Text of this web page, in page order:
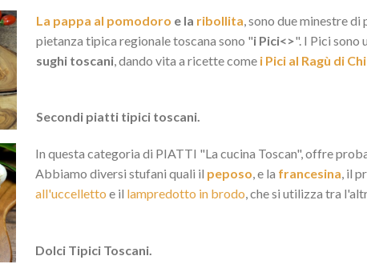
La pappa al pomodoro e la ribollita , sono due minestre
pietanza tipica regionale toscana sono "i Pici<>". I Pici sono
sughi toscani , dando vita a ricette come i Pici al Ragù di
Secondi piatti tipici toscani.
In questa categoria di PIATTI "La cucina Toscan", offre
Abbiamo diversi stufani quali il peposo, e la francesina, il
all'uccelletto e il lampredotto in brodo, che si utilizza tra
Dolci Tipici Toscani.